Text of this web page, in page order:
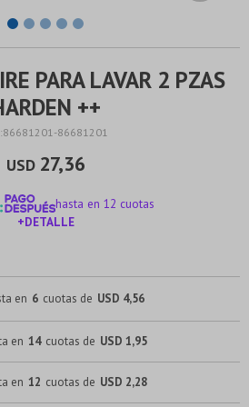
PARA LAVAR 2 PZAS
++
86681201-86681201
USD 27,36
hasta en 12 cuotas
+DETALLE
en 6 cuotas de USD 4,56
en 14 cuotas de USD 1,95
en 12 cuotas de USD 2,28